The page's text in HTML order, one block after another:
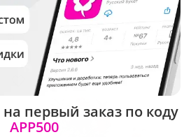
В наличии
5 180 ₽
на первый заказ по коду
APP500